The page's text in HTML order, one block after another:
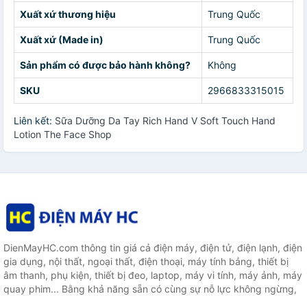
Xuất xứ thương hiệu Trung Quốc
Xuất xứ (Made in) Trung Quốc
Sản phẩm có được bảo hành không? Không
SKU 2966833315015
Liên kết: Sữa Dưỡng Da Tay Rich Hand V Soft Touch Hand
Lotion The Face Shop
DienMayHC.com thông tin giá cả điện máy, điện tử, điện lạnh, điện
gia dụng, nội thất, ngoại thất, điện thoại, máy tính bảng, thiết bị
âm thanh, phụ kiện, thiết bị đeo, laptop, máy vi tính, máy ảnh, máy
quay phim... Bằng khả năng sẵn có cùng sự nỗ lực không ngừng,